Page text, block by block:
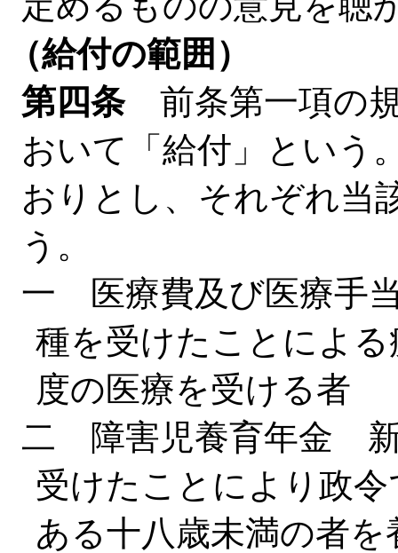
（給付の範囲）
第四条前条第一項の規
おいて「給付」という
おりとし、それぞれ当
う。
一 医療費及び医療手
種を受けたことによ
度の医療を受ける者
二 障害児養育年金 新
受けたことにより政
ある十八歳未満の者を